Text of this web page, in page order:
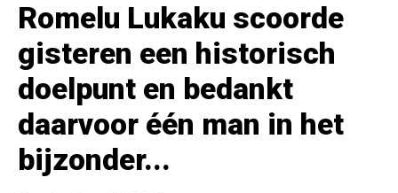
Romelu Lukaku scoorde
gisteren een historisch
doelpunt en bedankt
daarvoor één man in het
bijzonder...